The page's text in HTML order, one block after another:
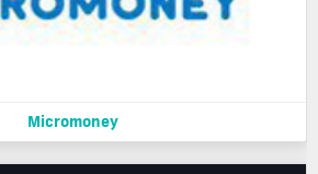
Micromoney